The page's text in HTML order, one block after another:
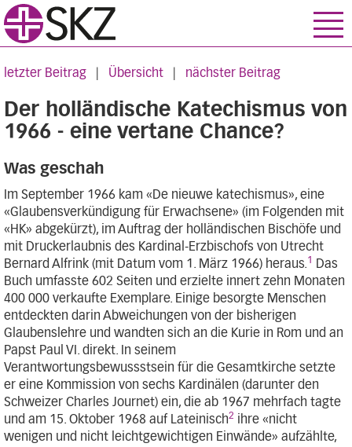
letzter Beitrag Übersicht nächster Beitrag
Der holländische Katechismus von
1966 - eine vertane Chance?
Was geschah
Im September 1966 kam «De nieuwe katechismus», eine
«Glaubensverkündigung für Erwachsene» (im Folgenden mit
«HK» abgekürzt), im Auftrag der holländischen Bischöfe und
mit Druckerlaubnis des Kardinal-Erzbischofs von Utrecht
Bernard Alfrink (mit Datum vom 1. März 1966) heraus.1
Das
Buch umfasste 602 Seiten und erzielte innert zehn Monaten
400 000 verkaufte Exemplare. Einige besorgte Menschen
entdeckten darin Abweichungen von der bisherigen
Glaubenslehre und wandten sich an die Kurie in Rom und an
Papst Paul VI. direkt. In seinem
Verantwortungsbewussstsein für die Gesamtkirche setzte
er eine Kommission von sechs Kardinälen (darunter den
Schweizer Charles Journet) ein, die ab 1967 mehrfach tagte
und am 15. Oktober 1968 auf Lateinisch2 ihre «nicht
wenigen und nicht leichtgewichtigen Einwände» aufzählte,